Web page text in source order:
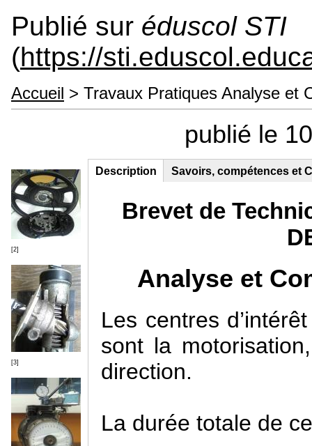
Publié sur éduscol STI
(https://
Accueil > Travaux Pratiques Analyse et
publié le
[2]
[3]
Contenu principal
Description (onglet
actif)
Savoirs, compétences et
Brevet de
Analyse et
Les centres
sont la
direction.
La durée totale de